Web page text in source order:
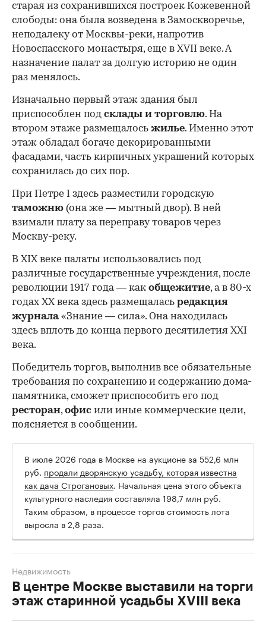
старая из сохранившихся построек Кожевенной
слободы: она была возведена в Замоскворечье,
неподалеку от Москвы-реки, напротив
Новоспасского монастыря, еще в XVII веке. А
назначение палат за долгую историю не один
раз менялось.
Изначально первый этаж здания был
приспособлен под склады и торговлю. На
втором этаже размещалось жилье. Именно этот
этаж обладал богаче декорированными
фасадами, часть кирпичных украшений которых
сохранилась до сих пор.
При Петре I здесь разместили городскую
таможню (она же — мытный двор). В ней
взимали плату за переправу товаров через
Москву-реку.
В XIX веке палаты использовались под
различные государственные учреждения, после
революции 1917 года — как общежитие, а в 80-х
годах XX века здесь размещалась редакция
журнала«Знание — сила». Она находилась
здесь вплоть до конца первого десятилетия XXI
века.
Победитель торгов, выполнив все обязательные
требования по сохранению и содержанию дома-
памятника, сможет приспособить его под
ресторан,офис или иные коммерческие цели,
поясняется в сообщении.
В июле 2026 года в Москве на аукционе за 552,6 млн
руб. продали дворянскую усадьбу, которая известна
как дача Строгановых. Начальная цена этого объекта
культурного наследия составляла 198,7 млн руб.
Таким образом, в процессе торгов стоимость лота
выросла в 2,8 раза.
В центре Москве выставили на торги
этаж старинной усадьбы XVIII века
Недвижимость